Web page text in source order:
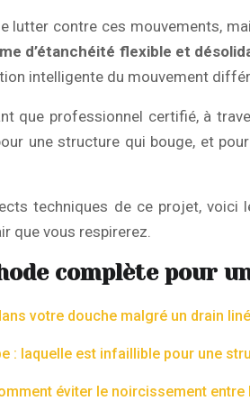
lutter contre ces mouvements,
d’étanchéité flexible et
intelligente du mouvement
que professionnel certifié, à
une structure qui bouge, et
techniques de ce projet,
que vous respirerez.
complète pour
votre douche malgré un drain
: laquelle est infaillible pour une
éviter le noircissement entre